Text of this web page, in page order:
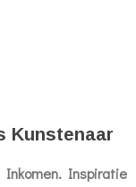
Kunstenaar
Inkomen. Inspiratie